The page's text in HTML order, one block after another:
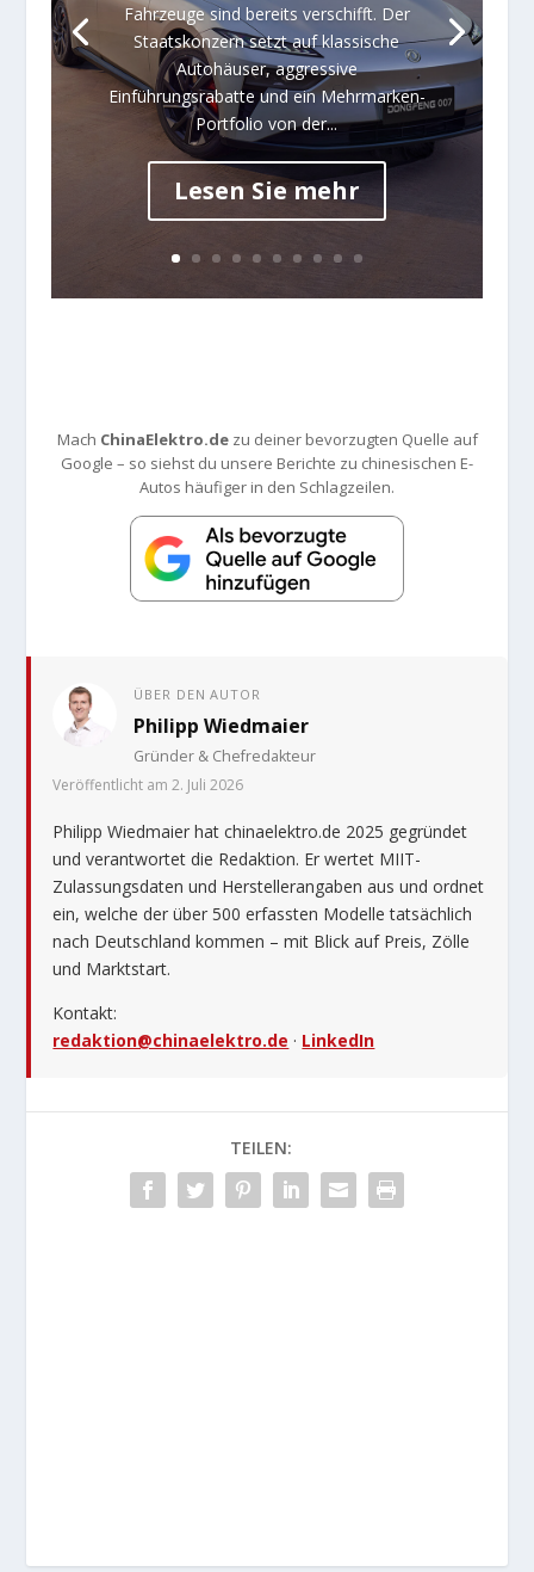
Fahrzeuge sind bereits verschifft. Der
Staatskonzern setzt auf klassische
Autohäuser, aggressive
Einführungsrabatte und ein Mehrmarken-
Portfolio von der...
Lesen Sie mehr
Mach ChinaElektro.dezu deiner bevorzugten Quelle auf
Google – so siehst du unsere Berichte zu chinesischen E-
Autos häufiger in den Schlagzeilen.
ÜBER DEN AUTOR
Philipp Wiedmaier
Gründer & Chefredakteur
Veröffentlicht am 2. Juli 2026
Philipp Wiedmaier hat chinaelektro.de 2025 gegründet
und verantwortet die Redaktion. Er wertet MIIT-
Zulassungsdaten und Herstellerangaben aus und ordnet
ein, welche der über 500 erfassten Modelle tatsächlich
nach Deutschland kommen – mit Blick auf Preis, Zölle
und Marktstart.
Kontakt:
redaktion@chinaelektro.de · LinkedIn
TEILEN: